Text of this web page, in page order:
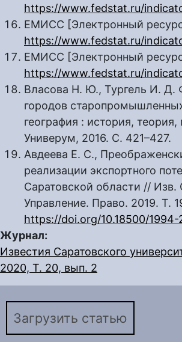
https://www.fedstat.ru/
ЕМИСС [Электронный
https://www.fedstat.ru/
ЕМИСС [Электронный
https://www.fedstat.ru/
Власова Н. Ю., Тургель И. Д.
городов
география : история,
Универум, 2016. С. 421–427.
Авдеева Е. С.,
реализации экспортного
Саратовской области //
Управление. Право. 2019. Т.
https://doi.org/10.18500/
Журнал:
Известия Саратовского
2020, Т. 20, вып. 2
Загрузить статью